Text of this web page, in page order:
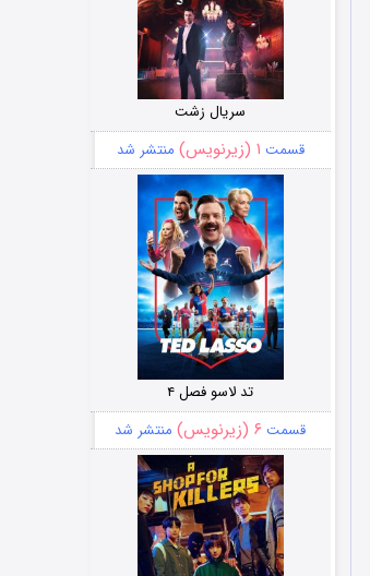
سریال زشت
قسمت ۱ (زیرنویس) منتشر شد
تد لاسو فصل ۴
قسمت ۶ (زیرنویس) منتشر شد